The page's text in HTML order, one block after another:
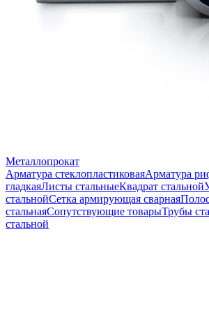
Металлопрокат
Арматура стеклопластиковаяАрматура
гладкаяЛисты стальныеКвадрат стальной
стальнойСетка армирующая сварная
стальнаяСопутствующие товарыТрубы
стальной